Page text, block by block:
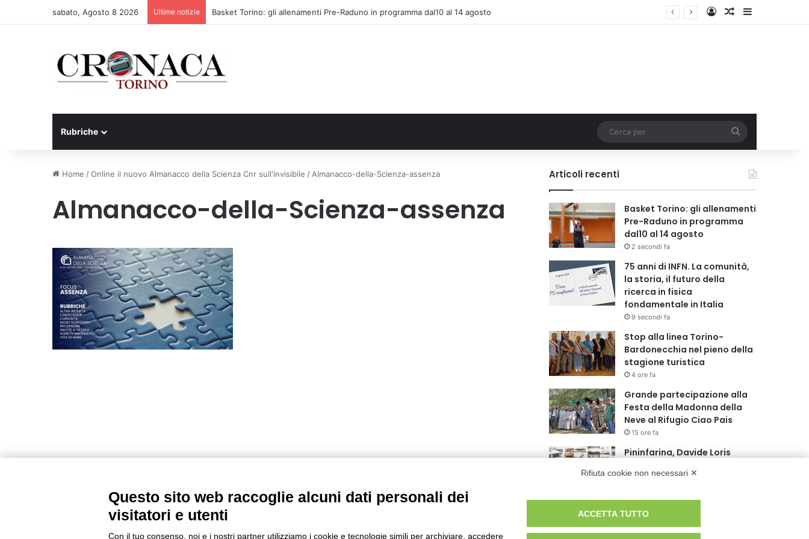
sabato, Agosto 8 2026 Ultime notizie Basket Torino: gli allenamenti Pre-Raduno in programma dal10 al 14 agosto AccediUn articolo a
Rubriche
per
Home /Online il nuovo Almanacco della Scienza Cnr sull'invisibile / Almanacco-della-Scienza-assenza
Almanacco-della-Scienza-assenza
Articoli recenti
Basket Torino: gli allenamenti
Pre-Raduno in programma
dal10 al 14 agosto
2 secondi fa
75 anni di INFN. La comunità,
la storia, il futuro della
ricerca in fisica
fondamentale in Italia
9 secondi fa
Stop alla linea Torino-
Bardonecchia nel pieno della
stagione turistica
4 ore fa
Grande partecipazione alla
Festa della Madonna della
Neve al Rifugio Ciao Pais
15 ore fa
Pininfarina, Davide Loris
Creative Officer
Cesana Torinese: il secondo
cuore dell’estate
Rifiuta cookie non necessari ✕
Questo sito web raccoglie alcuni dati personali dei
visitatori e utenti
Con il tuo consenso, noi e i nostri partner utilizziamo i cookie e tecnologie simili per archiviare, accedere
ACCETTA TUTTO